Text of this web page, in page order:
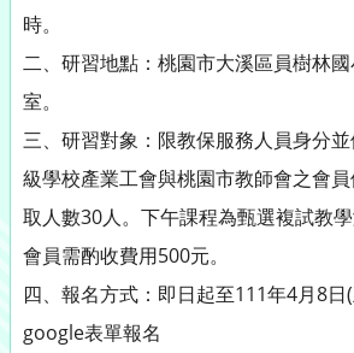
時。
二、研習地點：桃園市大溪區員樹林
室。
三、研習對象：限教保服務人員身分
級學校產業工會與桃園市教師會之會
取人數30人。下午課程為甄選複試教
會員需酌收費用500元。
四、報名方式：即日起至111年4月8日
google表單報名